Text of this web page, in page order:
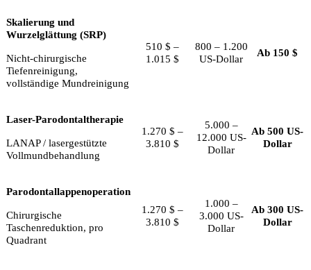
Skalierung und
Wurzelglättung (SRP)
Nicht-chirurgische
Tiefenreinigung,
vollständige Mundreinigung
510 $ –
1.015 $
800 – 1.200
US-Dollar
Ab 150 $
Laser-Parodontaltherapie
LANAP / lasergestützte
Vollmundbehandlung
1.270 $ –
3.810 $
5.000 –
12.000 US-
Dollar
Ab 500 US-
Dollar
Parodontallappenoperation
Chirurgische
Taschenreduktion, pro
Quadrant
1.270 $ –
3.810 $
1.000 –
3.000 US-
Dollar
Ab 300 US-
Dollar